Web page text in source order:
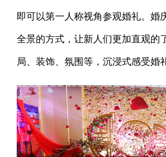
即可以第一人称视角参观婚礼。婚
全景的方式，让新人们更加直观的
局、装饰、氛围等，沉浸式感受婚